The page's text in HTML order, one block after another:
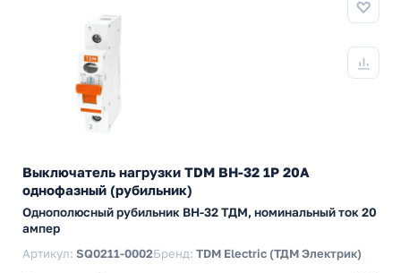
Выключатель нагрузки TDM ВН-32 1P 20A
однофазный (рубильник)
Однополюсный рубильник BH-32 ТДМ, номинальный ток 20
ампер
Артикул: SQ0211-0002Бренд: TDM Electric (ТДМ Электрик)